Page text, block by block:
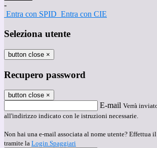
-
Entra con SPID Entra con CIE
Seleziona utente
button close ×
Recupero password
button close ×
E-mail Verrà
all'indirizzo indicato con le istruzioni necessarie.
Non hai una e-mail associata al nome utente? Effettua
tramite la Login Spaggiari